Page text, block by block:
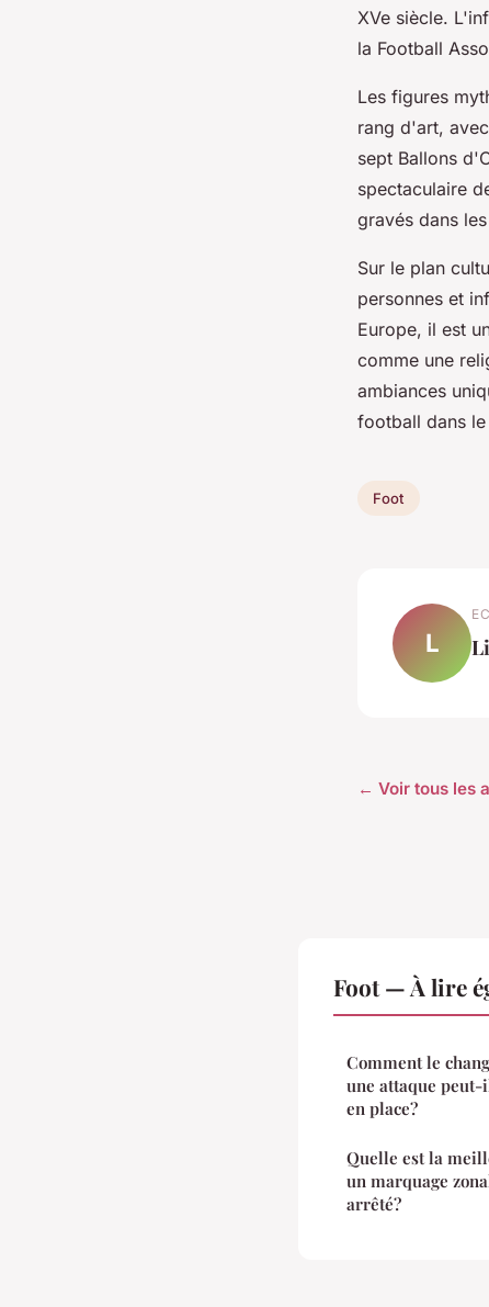
XVe siècle.
la Football
Les figures
rang d'art,
sept Ballons
spectaculaire
gravés dans
Sur le plan
personnes et
Europe, il est
comme une
ambiances
football dans
Foot
L
← Voir tous les
Foot — À lire
Comment le
une attaque peut-
en place?
Quelle est la
un marquage
arrêté?